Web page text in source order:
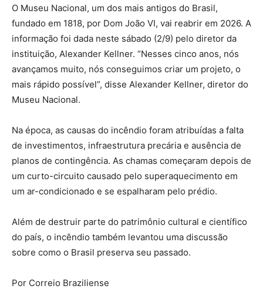
O Museu Nacional, um dos mais antigos do Brasil,
fundado em 1818, por Dom João VI, vai reabrir em 2026. A
informação foi dada neste sábado (2/9) pelo diretor da
instituição, Alexander Kellner. “Nesses cinco anos, nós
avançamos muito, nós conseguimos criar um projeto, o
mais rápido possível”, disse Alexander Kellner, diretor do
Museu Nacional.
Na época, as causas do incêndio foram atribuídas a falta
de investimentos, infraestrutura precária e ausência de
planos de contingência. As chamas começaram depois de
um curto-circuito causado pelo superaquecimento em
um ar-condicionado e se espalharam pelo prédio.
Além de destruir parte do patrimônio cultural e científico
do país, o incêndio também levantou uma discussão
sobre como o Brasil preserva seu passado.
Por Correio Braziliense